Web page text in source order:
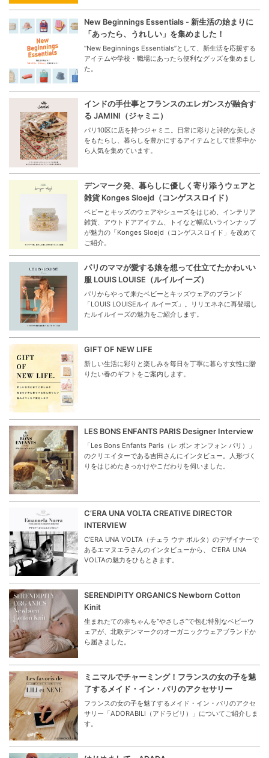
New Beginnings Essentials - 新生活の始まりに
「あったら、うれしい」を集めました！
“New Beginnings Essentials”として、新生活を応援する
アイテムや学校・職場にあったら便利なグッズを集めまし
た。
インドの手仕事とフランスのエレガンスが融合す
る JAMINI（ジャミニ）
パリ10区に店を持つジャミニ。日常に彩りと詩的な美しさ
をもたらし、暮らしを豊かにするアイテムとして世界中か
ら人気を集めています。
デンマーク発、暮らしに優しく寄り添うウェアと
雑貨 Konges Sloejd（コンゲススロイド）
ベビーとキッズのウェアやシューズをはじめ、インテリア
雑貨、アウトドアアイテム、トイなど幅広いラインナップ
が魅力の「Konges Sloejd（コンゲススロイド」を改めて
ご紹介。
パリのママが愛する娘を想って仕立てたかわいい
服 LOUIS LOUISE（ルイルイーズ）
パリからやって来たベビーとキッズウェアのブランド
「LOUIS LOUISEルイ ルイーズ」。リリエネネに再登場し
たルイルイーズの魅力をご紹介します。
GIFT OF NEW LIFE
新しい生活に彩りと楽しみを毎日を丁寧に暮らす女性に贈
りたい春のギフトをご案内します。
LES BONS ENFANTS PARIS Designer Interview
「Les Bons Enfants Paris（レ ボン オンフォン パリ）」
のクリエイターである吉田さんにインタビュー。人形づく
りをはじめたきっかけやこだわりを伺いました。
C’ERA UNA VOLTA CREATIVE DIRECTOR
INTERVIEW
C’ERA UNA VOLTA（チェラ ウナ ボルタ）のデザイナーで
あるエマヌエラさんのインタビューから、 C’ERA UNA
VOLTAの魅力をひもときます。
SERENDIPITY ORGANICS Newborn Cotton
Kinit
生まれたての赤ちゃんを“やさしさ”で包む特別なベビーウ
ェアが、北欧デンマークのオーガニックウェアブランドか
ら届きました。
ミニマルでチャーミング！フランスの女の子を魅
了するメイド・イン・パリのアクセサリー
フランスの女の子を魅了するメイド・イン・パリのアクセ
サリー「ADORABILI（アドラビリ）」についてご紹介しま
す。